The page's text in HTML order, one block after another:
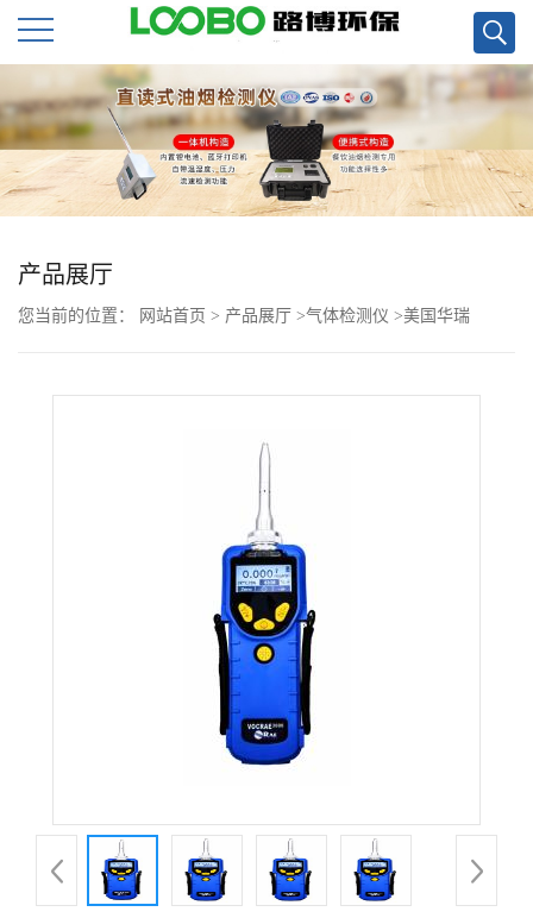
公
司
首
页
公
品
产品展厅
您当前的位置： 网站首页 > 产品展厅 >气体检测仪 >美国华瑞